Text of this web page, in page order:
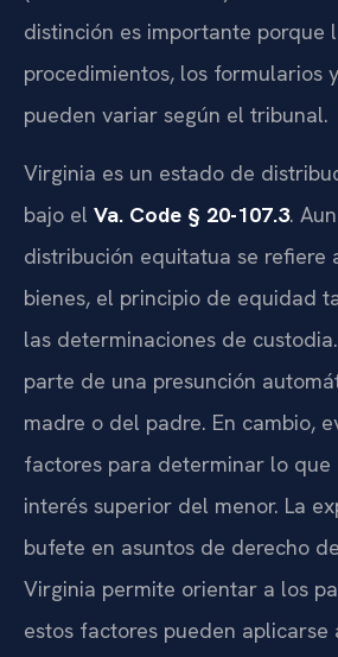
distinción es importante porque
procedimientos, los formularios
pueden variar según el tribunal.
Virginia es un estado de
bajo el Va. Code § 20-107.3.
distribución equitatua se refiere
bienes, el principio de equidad
las determinaciones de
parte de una presunción
madre o del padre. En cambio,
factores para determinar lo que
interés superior del menor. La
bufete en asuntos de derecho
Virginia permite orientar a los
estos factores pueden aplicarse